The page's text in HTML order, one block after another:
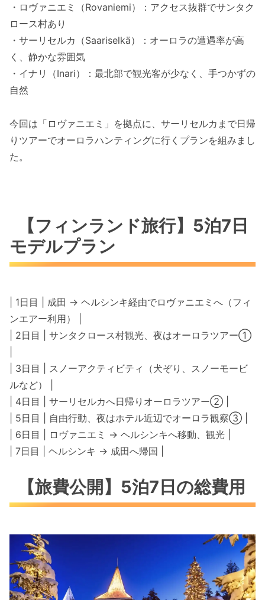
・ロヴァニエミ（Rovaniemi）：アクセス抜群でサンタク
ロース村あり
・サーリセルカ（Saariselkä）：オーロラの遭遇率が高
く、静かな雰囲気
・イナリ（Inari）：最北部で観光客が少なく、手つかずの
自然
今回は「ロヴァニエミ」を拠点に、サーリセルカまで日帰
りツアーでオーロラハンティングに行くプランを組みまし
た。
【フィンランド旅行】5泊7日
モデルプラン
| 1日目 | 成田 → ヘルシンキ経由でロヴァニエミへ（フィ
ンエアー利用） |
| 2日目 | サンタクロース村観光、夜はオーロラツアー①
| 3日目 | スノーアクティビティ（犬ぞり、スノーモービ
ルなど） |
| 4日目 | サーリセルカへ日帰りオーロラツアー② |
| 5日目 | 自由行動、夜はホテル近辺でオーロラ観察③ |
| 6日目 | ロヴァニエミ → ヘルシンキへ移動、観光 |
| 7日目 | ヘルシンキ → 成田へ帰国 |
【旅費公開】5泊7日の総費用